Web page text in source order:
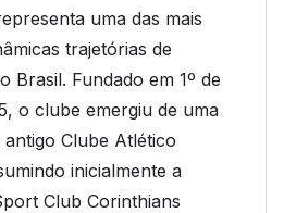
uma das mais
trajetórias de
Brasil. Fundado em 1º de
o clube emergiu de uma
Clube Atlético
inicialmente a
Club Corinthians